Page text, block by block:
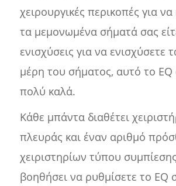
χειρουργικές περικοπές για
τα μεμονωμένα σήματά σας
ενισχύσεις για να ενισχύσετε
μέρη του σήματος, αυτό το EQ
πολύ καλά.
Κάθε μπάντα διαθέτει
πλευράς και έναν αριθμό
χειριστηρίων τύπου
βοηθήσει να ρυθμίσετε το EQ